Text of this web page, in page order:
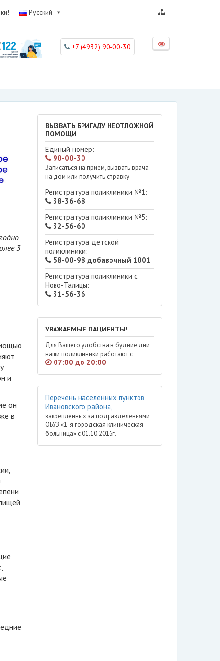
Русский
+7 (4932) 90-00-30
3
и
он
в
ВЫЗВАТЬ БРИГАДУ НЕОТЛОЖНОЙ
ПОМОЩИ
Единый номер:
90-00-30
Записаться на прием, вызвать врача
на дом или получить справку
Регистратура поликлиники №1:
38-36-68
Регистратура поликлиники №5:
32-56-60
Регистратура детской
поликлиники:
58-00-98 добавочный 1001
Регистратура поликлиники с.
Ново-Талицы:
31-56-36
УВАЖАЕМЫЕ ПАЦИЕНТЫ!
Для Вашего удобства в будние дни
наши поликлиники работают с
07:00 до 20:00
Перечень населенных пунктов
Ивановского района,
закрепленных за подразделениями
ОБУЗ «1-я городская клиническая
больница» с 01.10.2016г.